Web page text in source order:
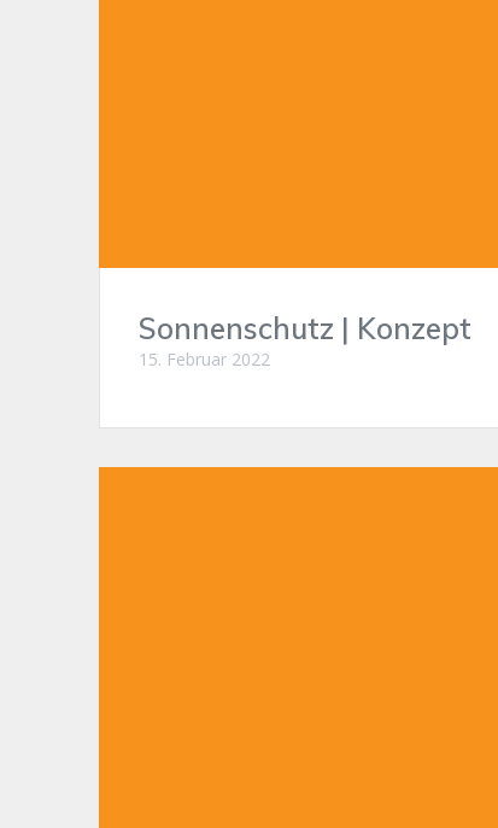
Sonnenschutz | Konzept
15. Februar 2022